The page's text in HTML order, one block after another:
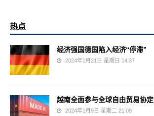
热点
经济强国德国陷入经济“停滞”
2024年1月21日 星期日 14:37
越南全面参与全球自由贸易协定
2024年1月9日 星期二 21:09